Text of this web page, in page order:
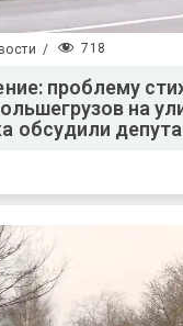
/ 718
проблему
на
обсудили